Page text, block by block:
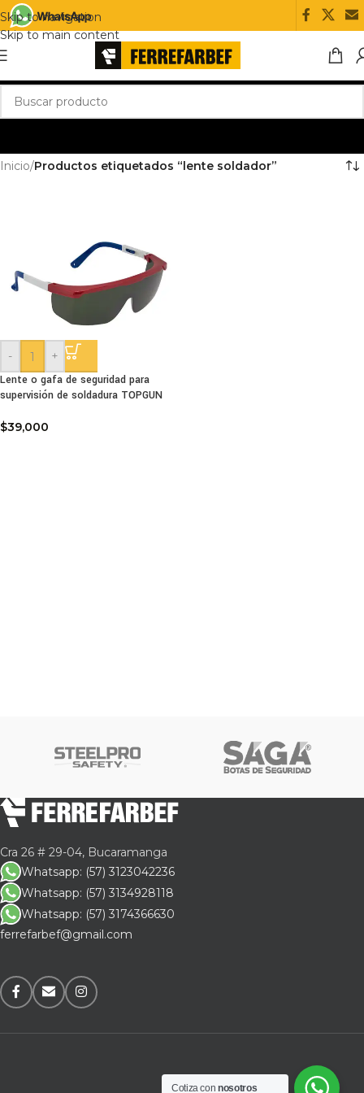
Skip to navigation
Skip to main content
Inicio/Productos etiquetados “lente soldador”
-
+
Lente o gafa de seguridad para
supervisión de soldadura TOPGUN
$39,000
Cra 26 # 29-04, Bucaramanga
Whatsapp: (57) 3123042236
Whatsapp: (57) 3134928118
Whatsapp: (57) 3174366630
ferrefarbef@gmail.com
Cotiza connosotros